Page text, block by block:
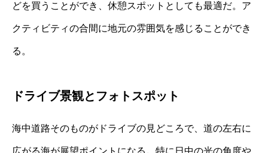
どを買うことができ、休憩スポットとしても最適だ。ア
クティビティの合間に地元の雰囲気を感じることができ
る。
ドライブ景観とフォトスポット
海中道路そのものがドライブの見どころで、道の左右に